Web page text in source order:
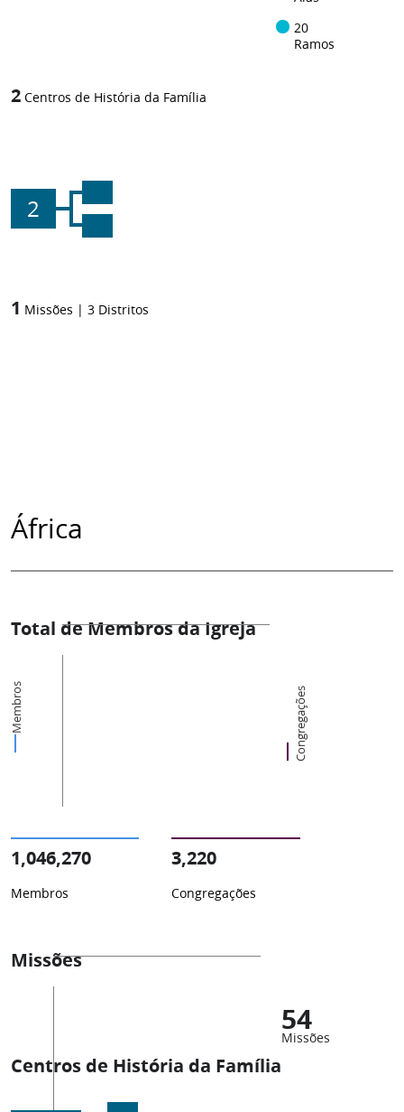
20
Ramos
2 Centros de História da Família
2
1 Missões | 3 Distritos
África
Total de Membros da Igreja
Membros Congregações
1,046,270
Membros
3,220
Congregações
Missões
54
Missões
Centros de História da Família